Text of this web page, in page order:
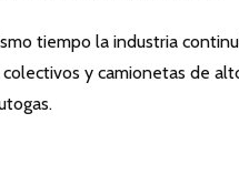
tiempo la industria
y camionetas de